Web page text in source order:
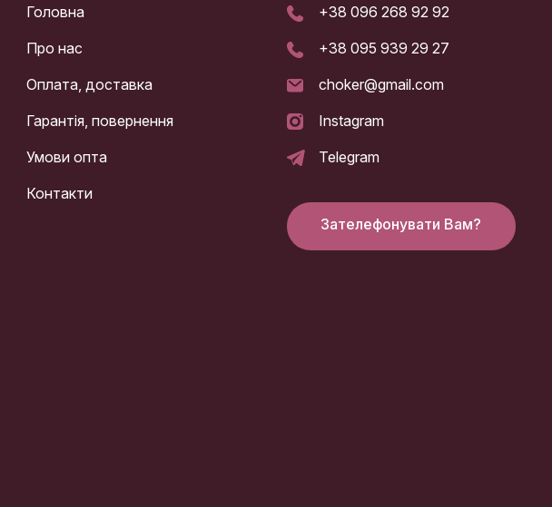
Головна
Про нас
Оплата, доставка
Гарантія, повернення
Умови опта
Контакти
+38 096 268 92 92
+38 095 939 29 27
choker@gmail.com
Instagram
Telegram
Зателефонувати Вам?